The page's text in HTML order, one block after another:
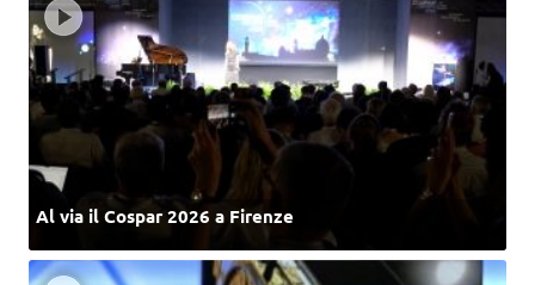
Al via il Cospar 2026 a Firenze